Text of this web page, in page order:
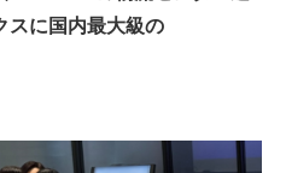
スに国内最大級の